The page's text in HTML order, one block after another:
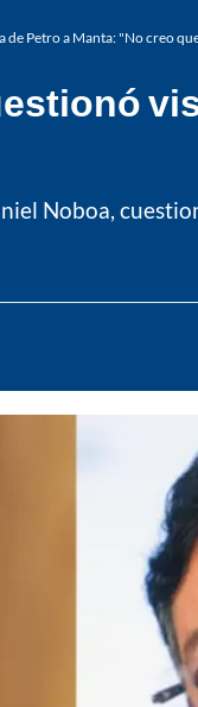
Petro a Manta: "No creo
Noboa,